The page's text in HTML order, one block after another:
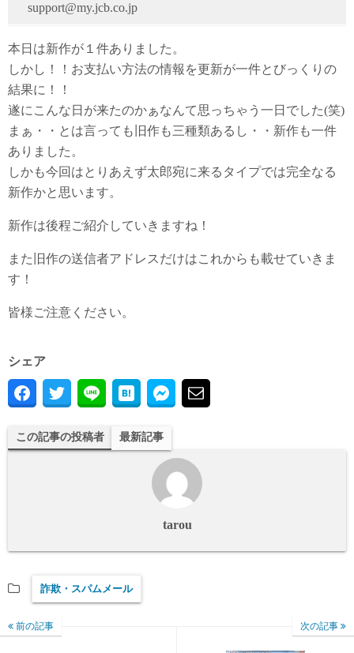
support@my.jcb.co.jp
本日は新作が１件ありました。
しかし！！お支払い方法の情報を更新が一件とびっくりの
結果に！！
遂にこんな日が来たのかぁなんて思っちゃう一日でした(笑)
まぁ・・とは言っても旧作も三種類あるし・・新作も一件
ありました。
しかも今回はとりあえず太郎宛に来るタイプでは完全なる
新作かと思います。
新作は後程ご紹介していきますね！
また旧作の送信者アドレスだけはこれからも載せていきま
す！
皆様ご注意ください。
シェア
この記事の投稿者 最新記事
tarou
詐欺・スパムメール
前の記事 次の記事